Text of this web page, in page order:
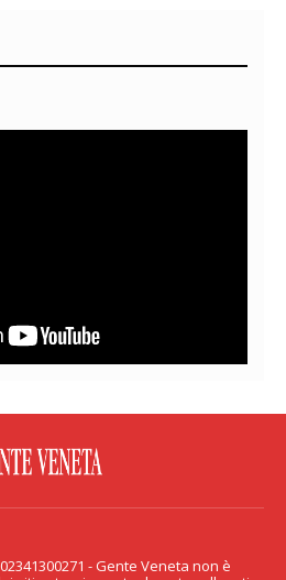
& COOKIE- Gente Veneta non è